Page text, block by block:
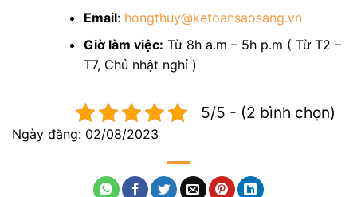
Email: hongthuy@ketoansaosang.vn
Giờ làm việc: Từ 8h a.m – 5h p.m ( Từ T2 –
T7, Chủ nhật nghỉ )
5/5 - (2 bình chọn)
Ngày đăng: 02/08/2023